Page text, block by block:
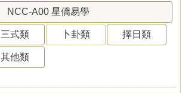
NCC-A00 星僑易學
三式類 卜卦類 擇日類
其他類